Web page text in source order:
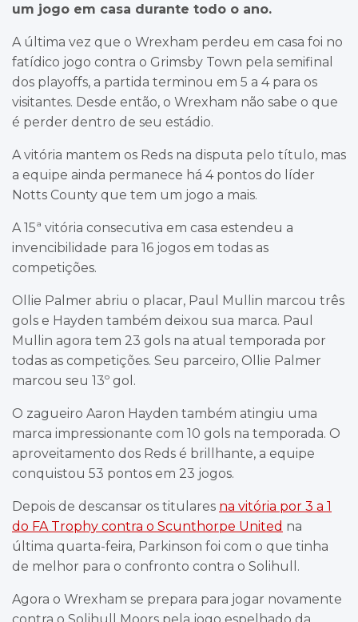
um jogo em casa durante todo o ano.
A última vez que o Wrexham perdeu em casa foi no
fatídico jogo contra o Grimsby Town pela semifinal
dos playoffs, a partida terminou em 5 a 4 para os
visitantes. Desde então, o Wrexham não sabe o que
é perder dentro de seu estádio.
A vitória mantem os Reds na disputa pelo título, mas
a equipe ainda permanece há 4 pontos do líder
Notts County que tem um jogo a mais.
A 15ª vitória consecutiva em casa estendeu a
invencibilidade para 16 jogos em todas as
competições.
Ollie Palmer abriu o placar, Paul Mullin marcou três
gols e Hayden também deixou sua marca. Paul
Mullin agora tem 23 gols na atual temporada por
todas as competições. Seu parceiro, Ollie Palmer
marcou seu 13º gol.
O zagueiro Aaron Hayden também atingiu uma
marca impressionante com 10 gols na temporada. O
aproveitamento dos Reds é brillhante, a equipe
conquistou 53 pontos em 23 jogos.
Depois de descansar os titulares na vitória por 3 a 1
do FA Trophy contra o Scunthorpe United na
última quarta-feira, Parkinson foi com o que tinha
de melhor para o confronto contra o Solihull.
Agora o Wrexham se prepara para jogar novamente